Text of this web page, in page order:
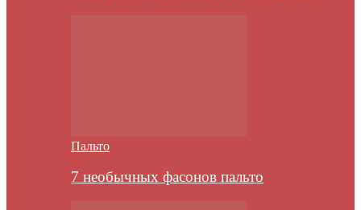
Пальто
7 необычных фасонов пальто